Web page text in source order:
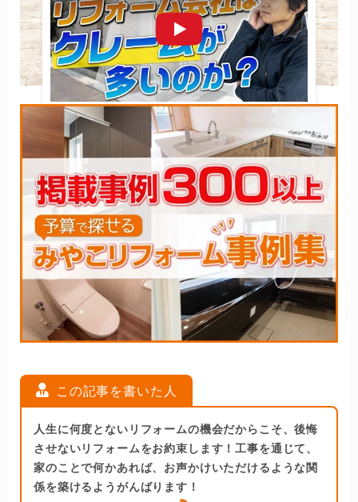
そんなときは一度、一括見積りサイトを使うのはどうでし
ょうか。
一括見積サイトでは、手間がかからず、無料で、評判のよ
いリフォーム会社を複数社紹介を受けることができます。
特にその中でも、ハピすむという一括見積りサイトが大変
おすすめです。
一括見積りサイトの中では珍しく、東証一部上場会社であ
厳しい審査を通ったリフォーム会
社のみが加盟しております。また、電話でのしつこい営業
も一切ありません。
リフォーム会社選びに悩まれた方は、一度ハピすむに問合
て、リフォーム会社を紹介してもらいましょう。
大きいリフォーム会社ってなぜクレームが多い